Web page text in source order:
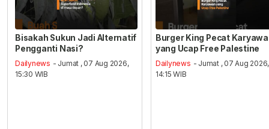
Bisakah Sukun Jadi Alternatif
Pengganti Nasi?
Dailynews - Jumat , 07 Aug 2026,
15:30 WIB
Burger King Pecat
yang Ucap Free Palestine
Dailynews - Jumat , 07 Aug 2026,
14:15 WIB